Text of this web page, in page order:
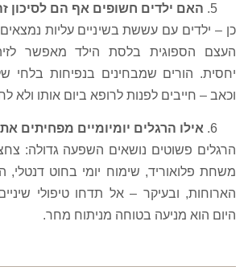
חשופים אף הם לסיכון זה?
עששת בשיניים עליות נמצאים בסיכון
בלסת הילד מאפשר לזיהום
שמבחינים בנפיחות בלחי של הילד
לפנות לרופא ביום אותו ולא לחכות ל"מחר".
יומיומיים מפחיתים את הסיכון?
נושאים השפעה גדולה: צחצוח פעמיים
שימוח יומי בחוט דנטלי, הימנעות
– אל תדחו טיפולי שיניים. כאב קטן
בטוחה מניתוח מחר.